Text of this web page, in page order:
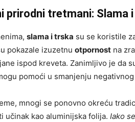
prirodni tretmani: Slama
slama i trska su se koristile
pokazale izuzetnu otpornost na
ispod kreveta. Zanimljivo je da
pomoći u smanjenju
mnogi se ponovno okreću
učinak kao aluminijska folija. Iako